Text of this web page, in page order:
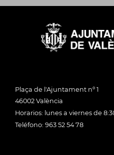
Plaça de l'Ajuntament nº 1
46002 València
Horarios: lunes a viernes de
Teléfono: 963 52 54 78